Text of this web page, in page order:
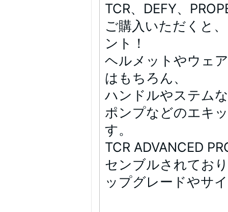
TCR、DEFY、
ご購入いただくと
ント！
ヘルメットやウェ
はもちろん、
ハンドルやステム
ポンプなどのエキ
す。
TCR ADVANCED
センブルされてお
ップグレードやサ